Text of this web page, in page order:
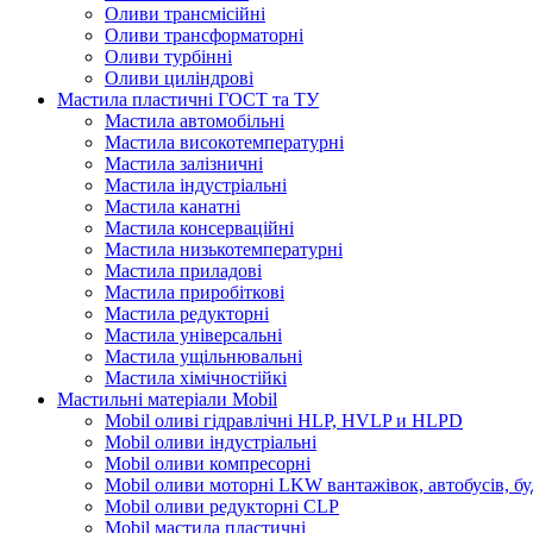
Оливи трансмісійні
Оливи трансформаторні
Оливи турбінні
Оливи циліндрові
Мастила пластичні ГОСТ та ТУ
Мастила автомобільні
Мастила високотемпературні
Мастила залізничні
Мастила індустріальні
Мастила канатні
Мастила консерваційні
Мастила низькотемпературні
Мастила приладові
Мастила приробіткові
Мастила редукторні
Мастила універсальні
Мастила ущільнювальні
Мастила хімічностійкі
Мастильні матеріали Mobil
Mobil оливі гідравлічні HLP, HVLP и HLPD
Mobil оливи індустріальні
Mobil оливи компресорні
Mobil оливи моторні LKW вантажівок, автобусів,
Mobil оливи редукторні CLP
Mobil мастила пластичні